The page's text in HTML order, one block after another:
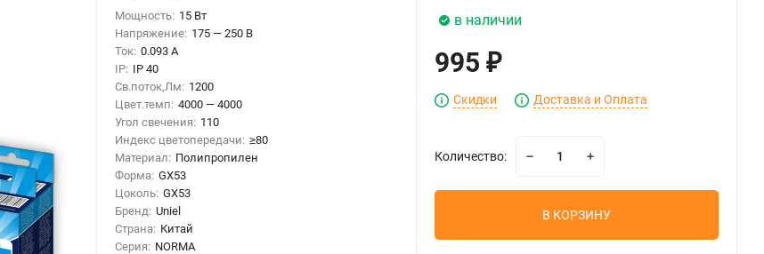
Мощность: 15 Вт
Напряжение: 175 — 250 В
Ток: 0.093 А
IP: IP 40
Св.поток,Лм: 1200
Цвет.темп: 4000 — 4000
Угол свечения: 110
Индекс цветопередачи: ≥80
Материал: Полипропилен
Форма: GX53
Цоколь: GX53
Бренд: Uniel
Страна: Китай
Серия: NORMA
в наличии
995₽
Скидки Доставка и Оплата
Количество:
В КОРЗИНУ